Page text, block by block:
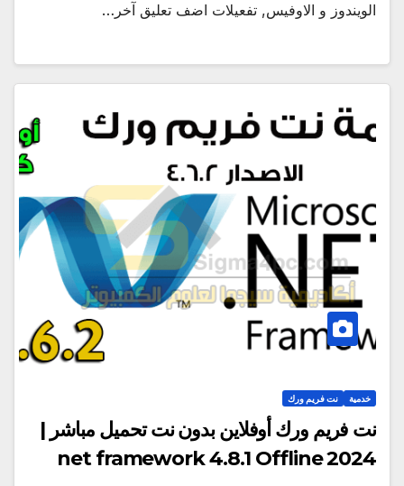
الويندوز و الاوفيس, تفعيلات اضف تعليق آخر…
خدمية نت فريم ورك
نت فريم ورك أوفلاين بدون نت تحميل مباشر |
net framework 4.8.1 Offline 2024